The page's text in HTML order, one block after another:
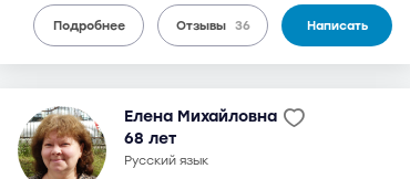
Подробнее Отзывы 36 Написать
Елена Михайловна
68 лет
русский язык